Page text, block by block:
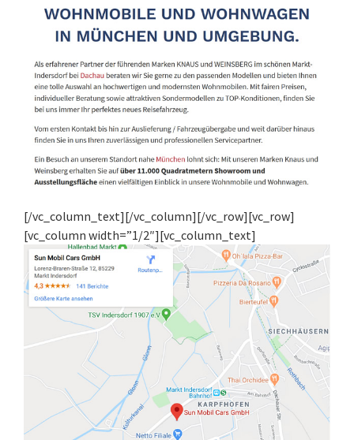
[/vc_column_text][/vc_column][/vc_row][vc_row]
[vc_column width=”1/2″][vc_column_text]